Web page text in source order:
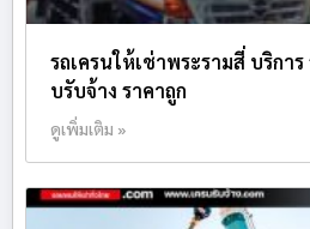
รถเครนให้เช่าพระรามสี่ บริการ
บรับจ้าง ราคาถูก
ดูเพิ่มเติม »